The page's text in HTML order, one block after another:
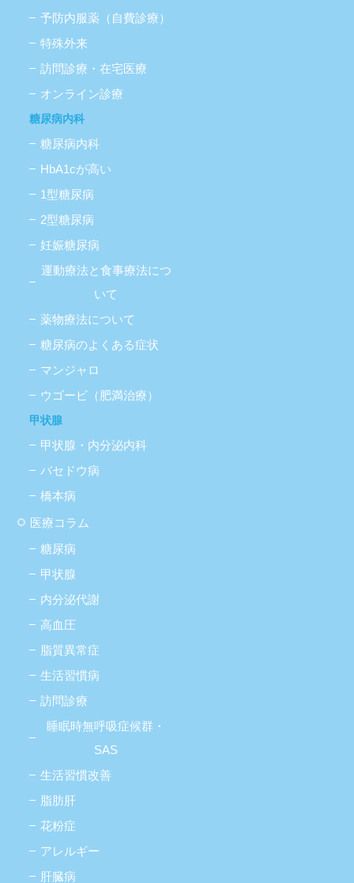
予防内服薬（自費診療）
特殊外来
訪問診療・在宅医療
オンライン診療
糖尿病内科
糖尿病内科
HbA1cが高い
1型糖尿病
2型糖尿病
妊娠糖尿病
運動療法と食事療法につ
いて
薬物療法について
糖尿病のよくある症状
マンジャロ
ウゴービ（肥満治療）
甲状腺
甲状腺・内分泌内科
バセドウ病
橋本病
医療コラム
糖尿病
甲状腺
内分泌代謝
高血圧
脂質異常症
生活習慣病
訪問診療
睡眠時無呼吸症候群・
SAS
生活習慣改善
脂肪肝
花粉症
アレルギー
肝臓病